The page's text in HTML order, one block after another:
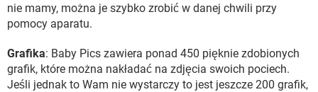
nie mamy, można je szybko zrobić w danej chwili przy
pomocy aparatu.
Grafika: Baby Pics zawiera ponad 450 pięknie zdobionych
grafik, które można nakładać na zdjęcia swoich pociech.
Jeśli jednak to Wam nie wystarczy to jest jeszcze 200 grafik,